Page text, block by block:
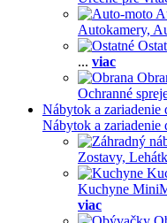
Autokamery,
... viac
Ochranné
Nábytok a zariadenie
Nábytok a zariadenie
Zostavy,
Kuchyne
viac